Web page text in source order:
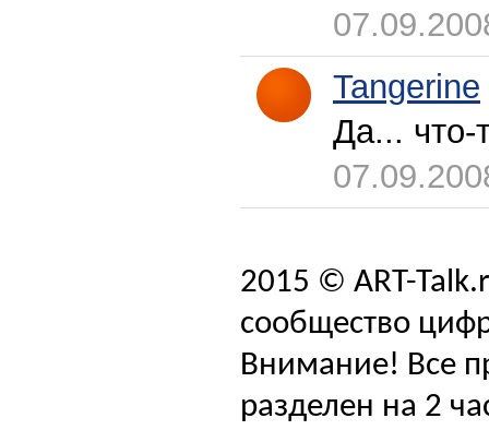
Tangerine
Да... что-
2015 © ART-
сообщество
Внимание! Все
разделен на 2